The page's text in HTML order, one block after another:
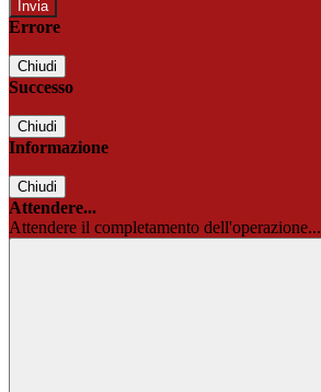
Errore
Chiudi
Successo
Chiudi
Informazione
Chiudi
Attendere...
Attendere il completamento dell'operazione...